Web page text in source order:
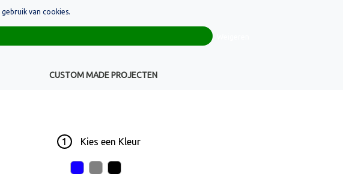
+32(0)16 43 54 19
CUSTOM MADE PROJECTEN
1 Kies een Kleur
van cookies.